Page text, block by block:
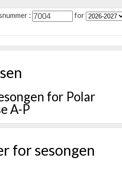
:
for
for Polar
A-P
for sesongen